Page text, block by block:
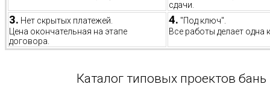
сдачи.
3. Нет скрытых платежей.
Цена окончательная на этапе
договора.
4. "Под ключ".
Все работы делает одна
Каталог типовых проектов